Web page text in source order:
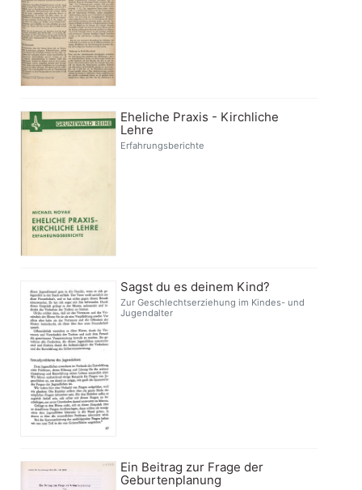
Eheliche Praxis - Kirchliche
Lehre
Erfahrungsberichte
Sagst du es deinem Kind?
Zur Geschlechtserziehung im Kindes- und
Jugendalter
Ein Beitrag zur Frage der
Geburtenplanung